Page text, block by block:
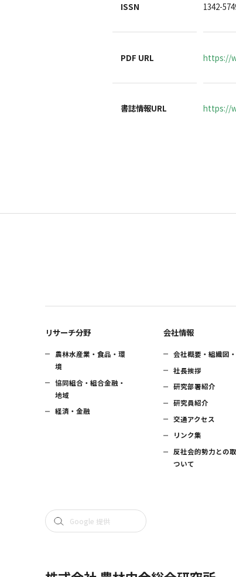
ISSN 1342-
PDF URL https://
書誌情報URL https://
リサーチ分野
農林水産業・食品・環
境
協同組合・組合金融・
地域
経済・金融
会社情報
会社概要・組織図
社長挨拶
研究部署紹介
研究員紹介
交通アクセス
リンク集
反社会的勢力との
ついて